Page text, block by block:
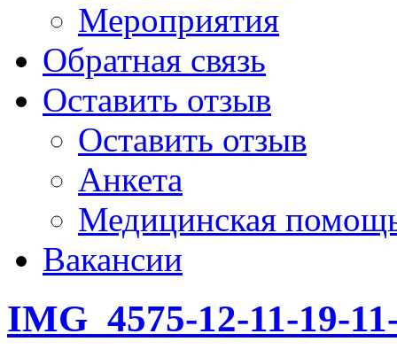
Мероприятия
Обратная связь
Оставить отзыв
Оставить отзыв
Анкета
Медицинская
Вакансии
IMG_4575-12-11-19-